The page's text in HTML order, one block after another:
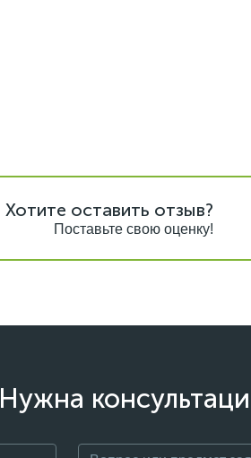
Хотите оставить отзыв?
Поставьте свою оценку!
Нужна